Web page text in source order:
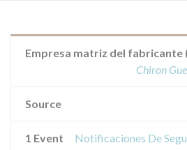
Empresa matriz del fabricante
Chiron
Source
1 Event